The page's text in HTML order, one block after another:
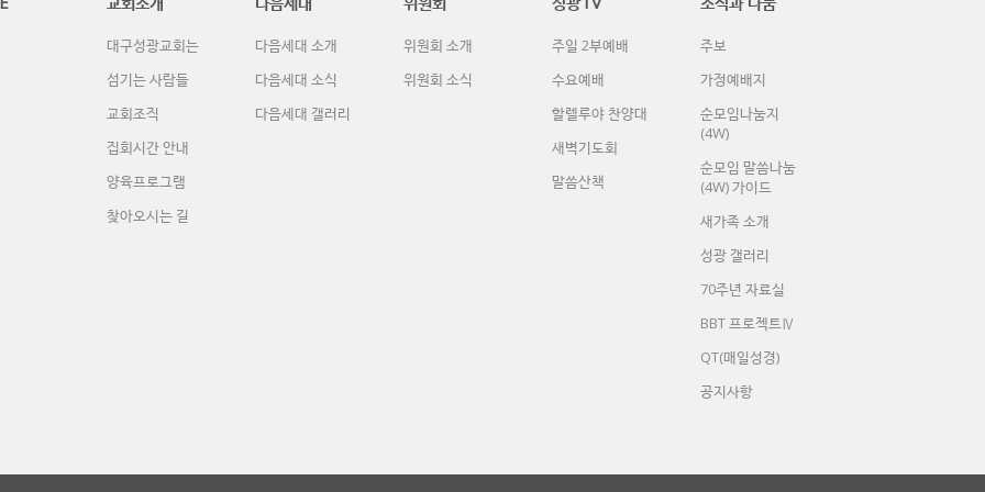
대구성광교회는
섬기는 사람들
교회조직
집회시간 안내
양육프로그램
찾아오시는 길
다음세대 소개
다음세대 소식
다음세대 갤러리
위원회 소개
위원회 소식
주일 2부예배
수요예배
할렐루야 찬양대
새벽기도회
말씀산책
주보
가정예배지
순모임나눔지
(4W)
순모임 말씀나눔
(4W) 가이드
새가족 소개
성광 갤러리
70주년 자료실
BBT 프로젝트Ⅳ
QT(매일성경)
공지사항